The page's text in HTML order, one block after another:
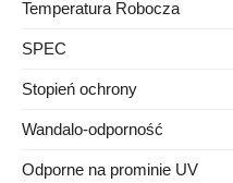
Temperatura Robocza
SPEC
Stopień ochrony
Wandalo-odporność
Odporne na prominie UV